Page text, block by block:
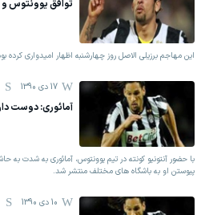
توافق یوونتوس و
این مهاجم برزیلی الاصل روز چهارشنبه اظهار امیدواری کرده
17 دی 1390
آمائوری: دوست
با حضور آنتونیو کونته در تیم یوونتوس، آمائوری به شدت به
پیوستن او به باشگاه های مختلف منتشر شد.
10 دی 1390